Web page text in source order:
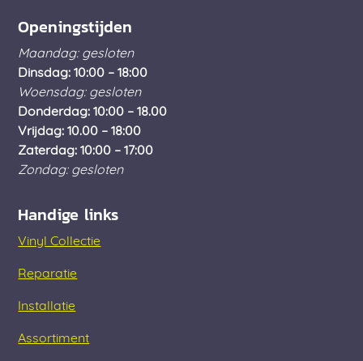
Openingstijden
Maandag: gesloten
Dinsdag: 10:00 – 18:00
Woensdag: gesloten
Donderdag: 10:00 – 18.00
Vrijdag: 10.00 – 18:00
Zaterdag: 10:00 – 17:00
Zondag: gesloten
Handige links
Vinyl Collectie
Reparatie
Installatie
Assortiment